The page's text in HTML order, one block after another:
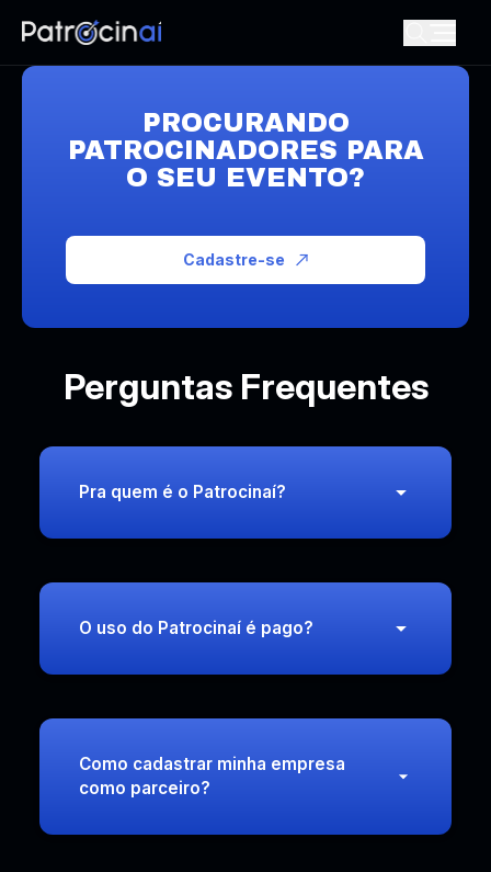
PROCURANDO
PATROCINADORES PARA
O SEU EVENTO?
Cadastre-se
Perguntas Frequentes
Pra quem é o Patrocinaí?
O uso do Patrocinaí é pago?
Como cadastrar minha empresa
como parceiro?